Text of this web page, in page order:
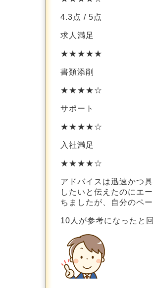
4.3点 / 5点
求人満足
★★★★★
書類添削
★★★★☆
サポート
★★★★☆
入社満足
★★★★☆
アドバイスは迅速かつ
したいと伝えたのにエ
ちましたが、自分のペ
10 人が参考になったと